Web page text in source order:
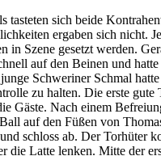
tasteten sich beide
ergaben sich nicht.
in Szene gesetzt werden.
auf den Beinen und
Schweriner Schmal
zu halten. Die erste gute
Gäste. Nach einem
auf den Füßen von
schloss ab. Der Torhüter
die Latte lenken. Mitte der